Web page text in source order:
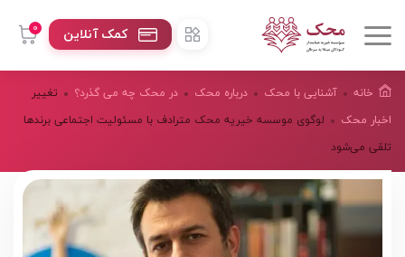
0 کمک آنلاین
خانه آشنایی با محک درباره محک
در محک چه می گذرد؟
اخبار محک
تغییر
لوگوی موسسه خیریه محک مترادف با مسئولیت اجتماعی برندها
تلقی می‌شود